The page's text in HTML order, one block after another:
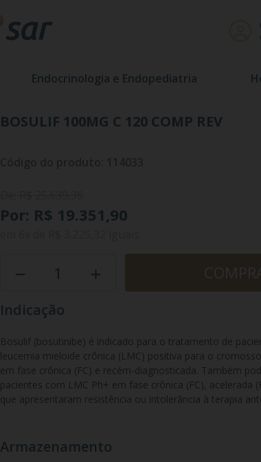
Endocrinologia e Endopediatria
BOSULIF 100MG C 120 COMP REV
Por: R$ 19.351,90
Indicação
Bosulif (bosutinibe) é indicado para o tratamento de
leucemia mieloide crônica (LMC) positiva para o
em fase crônica (FC) e recém-diagnosticada. Também
pacientes com LMC Ph+ em fase crônica (FC), acelerada
que apresentaram resistência ou intolerância à terapia
Armazenamento